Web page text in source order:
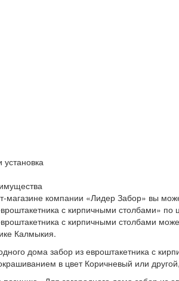
установка
магазине компании «Лидер Забор» вы
с кирпичными столбами»
с кирпичными столбами
Калмыкия.
дома забор из евроштакетника с
в цвет Коричневый или